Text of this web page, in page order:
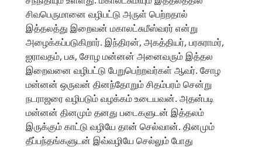
சிவபெருமானை வழிபட்டு அருள் பெற்றதால்
இத்தலத்து இறைவன் மகாலட்சுமீஸ்வரர் என்று
அழைக்கப்படுகிறார். இந்திரன், அகத்தியர், பரசுராமர்,
ஐராவதம், பசு, சோழ மன்னன் அனைவரும் இத்தல
இறைவனை வழிபட்டு பேறுபெற்றவர்கள் ஆவர். சோழ
மன்னன் ஒருவன் தினந்தோறும் சிதம்பரம் சென்று
நடராஜரை வழிபடும் வழக்கம் உடையவன். அதன்படி
மன்னன் தினமும் தனது படைகளுடன் இத்தலம்
இருக்கும் காட்டு வழியே தான் செல்வான். தினமும்
தீப்பந்தங்களுடன் இவ்வழியே செல்லும் போது